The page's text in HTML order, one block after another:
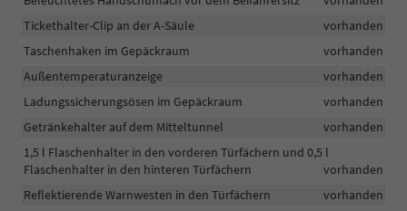
Tickethalter-Clip an der A-Säule
vorhanden
Taschenhaken im Gepäckraum
vorhanden
Außentemperaturanzeige
vorhanden
Ladungssicherungsösen im Gepäckraum
vorhanden
Getränkehalter auf dem Mitteltunnel
vorhanden
1,5 l Flaschenhalter in den vorderen Türfächern und 0,5 l
Flaschenhalter in den hinteren Türfächern
vorhanden
Reflektierende Warnwesten in den Türfächern
vorhanden